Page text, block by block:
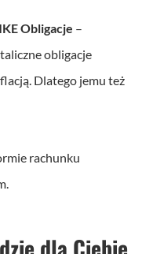
IKE Obligacje –
obligacje
Dlatego jemu też
rachunku